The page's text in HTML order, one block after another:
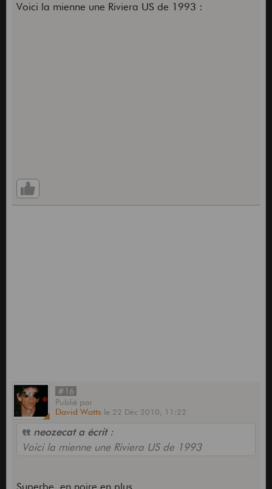
Voici la mienne une Riviera US de 1993 :
#16
Publié par
David Watts le 22 Déc 2010, 11:22
neozecat a écrit :
Voici la mienne une Riviera US de 1993